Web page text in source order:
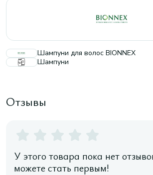
Шампуни для волос BIONNEX
Шампуни
Отзывы
У этого товара пока нет
можете стать первым!